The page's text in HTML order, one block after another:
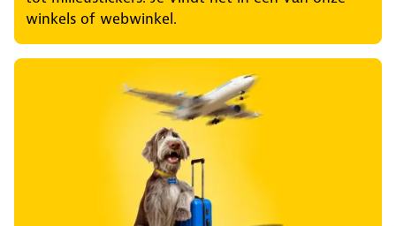
winkels of webwinkel.